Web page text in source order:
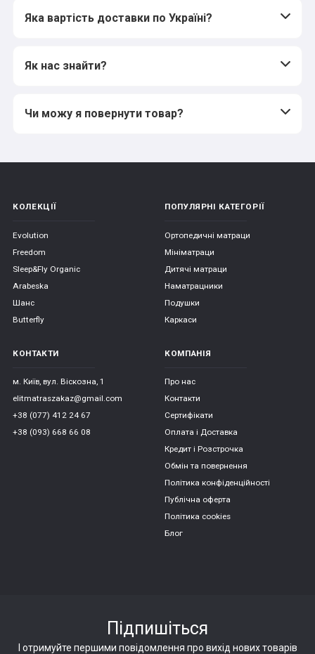
Яка вартість доставки по Україні?
Як нас знайти?
Чи можу я повернути товар?
КОЛЕКЦІЇ
Evolution
Freedom
Sleep&Fly Organic
Arabeska
Шанс
Butterfly
ПОПУЛЯРНІ КАТЕГОРІЇ
Ортопедичні матраци
Мініматраци
Дитячі матраци
Наматрацники
Подушки
Каркаси
КОНТАКТИ
м. Київ, вул. Віскозна, 1
elitmatraszakaz@gmail.com
+38 (077) 412 24 67
+38 (093) 668 66 08
КОМПАНІЯ
Про нас
Контакти
Сертифікати
Оплата і Доставка
Кредит і Розстрочка
Обмін та повернення
Політика конфіденційності
Публічна оферта
Політика cookies
Блог
Підпишіться
І отримуйте першими повідомлення про вихід нових товарів